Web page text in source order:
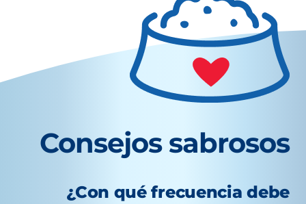
Consejos sabrosos
¿Con qué frecuencia debe